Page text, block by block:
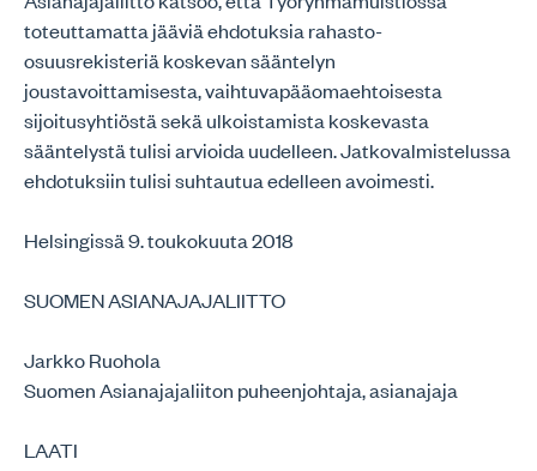
toteuttamatta jääviä ehdotuksia rahasto-
osuusrekisteriä koskevan sääntelyn
joustavoittamisesta, vaihtuvapääomaehtoisesta
sijoitusyhtiöstä sekä ulkoistamista koskevasta
sääntelystä tulisi arvioida uudelleen. Jatkovalmistelussa
ehdotuksiin tulisi suhtautua edelleen avoimesti.
Helsingissä 9. toukokuuta 2018
SUOMEN ASIANAJAJALIITTO
Jarkko Ruohola
Suomen Asianajajaliiton puheenjohtaja, asianajaja
LAATI